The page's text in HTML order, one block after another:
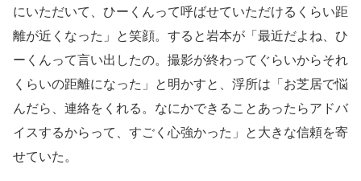
にいただいて、ひーくんって呼ばせていただけるくらい距
離が近くなった」と笑顔。すると岩本が「最近だよね、ひ
ーくんって言い出したの。撮影が終わってぐらいからそれ
くらいの距離になった」と明かすと、浮所は「お芝居で悩
んだら、連絡をくれる。なにかできることあったらアドバ
イスするからって、すごく心強かった」と大きな信頼を寄
せていた。